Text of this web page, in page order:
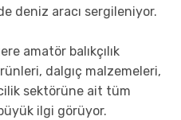
deniz aracı sergileniyor.
amatör balıkçılık
dalgıç malzemeleri,
sektörüne ait tüm
ilgi görüyor.